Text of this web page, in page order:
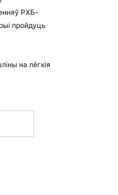
РХБ-
пройдуць
на лёгкія